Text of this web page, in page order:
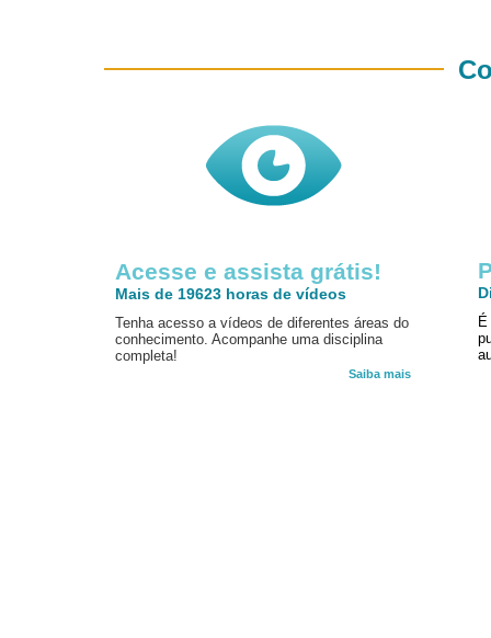
Acesse e assista grátis!
Mais de 19623 horas de vídeos
Tenha acesso a vídeos de diferentes áreas do
conhecimento. Acompanhe uma disciplina
completa!
Saiba mais